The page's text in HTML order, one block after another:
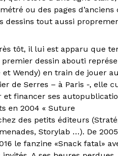
ou des pages d’anciens
dessins tout aussi
tôt, il lui est apparu que
dessin abouti
Wendy) en train de jouer
de Serres – à Paris -, elle
financer ses
en 2004 « Suture
des petits éditeurs
Storylab …). De
le fanzine «Snack fatal»